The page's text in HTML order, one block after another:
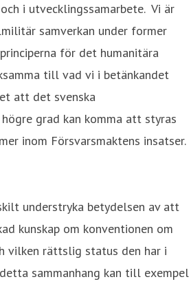
i utvecklingssamarbete. Vi är
samverkan under former
för det humanitära
till vad vi i betänkandet
att det svenska
grad kan komma att styras
inom Försvarsmaktens insatser.
understryka betydelsen av att
kunskap om konventionen om
vilken rättslig status den har i
sammanhang kan till exempel